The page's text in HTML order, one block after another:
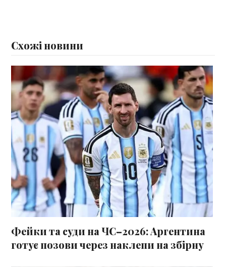
Схожі новини
Фейки та суди на ЧС–2026: Аргентина
готує позови через наклепи на збірну